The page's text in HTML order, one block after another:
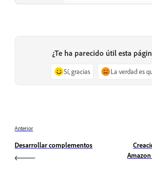
¿Te ha parecido útil esta
Sí, gracias La verdad es
Anterior
Desarrollar complementos